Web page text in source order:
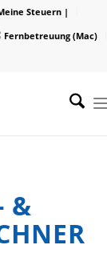
Steuern |
Fernbetreuung (Mac)
&